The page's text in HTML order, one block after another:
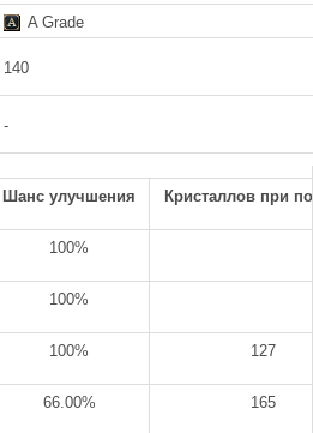
A Grade
140
-
Шанс улучшения Кристаллов при
100%
100%
100% 127
66.00% 165